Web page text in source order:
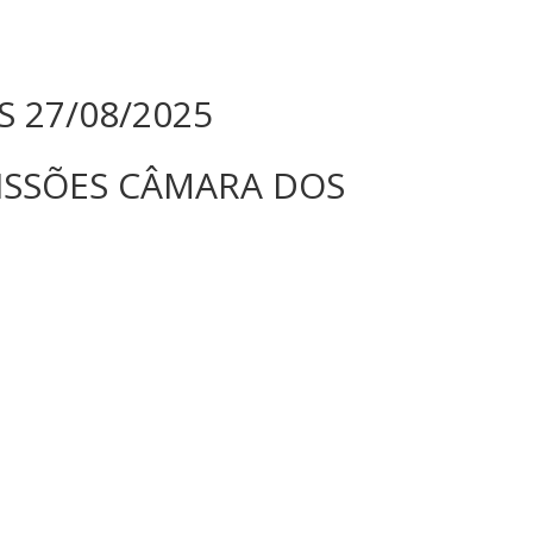
27/08/2025
CÂMARA DOS